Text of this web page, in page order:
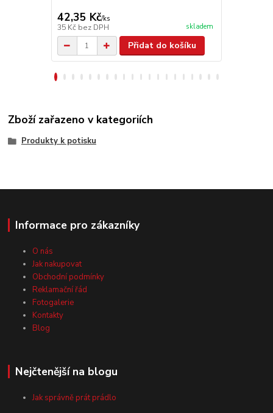
42,35 Kč/ks
35 Kč bez DPH skladem
Přidat do košíku
Zboží zařazeno v kategoriích
Produkty k potisku
Informace pro zákazníky
O nás
Jak nakupovat
Obchodní podmínky
Reklamační řád
Fotogalerie
Kontakty
Blog
Nejčtenější na blogu
Jak správně prát prádlo